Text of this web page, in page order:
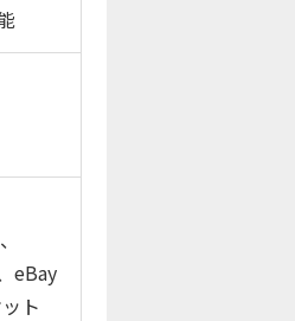
eBay
ト